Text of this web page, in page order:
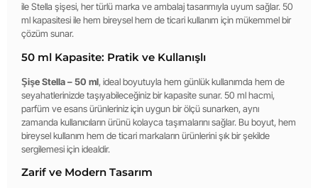
ile Stella şişesi, her türlü marka ve ambalaj tasarımıyla uyum sağlar. 50
ml kapasitesi ile hem bireysel hem de ticari kullanım için mükemmel bir
çözüm sunar.
50 ml Kapasite: Pratik ve Kullanışlı
Şişe Stella – 50 ml, ideal boyutuyla hem günlük kullanımda hem de
seyahatlerinizde taşıyabileceğiniz bir kapasite sunar. 50 ml hacmi,
parfüm ve esans ürünleriniz için uygun bir ölçü sunarken, aynı
zamanda kullanıcıların ürünü kolayca taşımalarını sağlar. Bu boyut, hem
bireysel kullanım hem de ticari markaların ürünlerini şık bir şekilde
sergilemesi için idealdir.
Zarif ve Modern Tasarım